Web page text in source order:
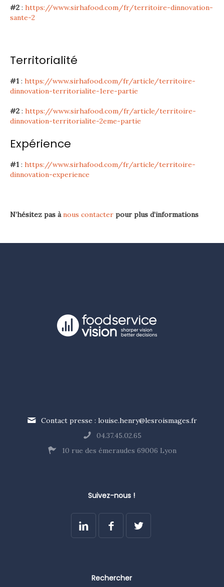
#2 : https://www.sirhafood.com/fr/territoire-dinnovation-
sante-2
Territorialité
#1 : https://www.sirhafood.com/fr/article/territoire-
dinnovation-territorialite-1ere-partie
#2 : https://www.sirhafood.com/fr/article/territoire-
dinnovation-territorialite-2eme-partie
Expérience
#1 : https://www.sirhafood.com/fr/article/territoire-
dinnovation-experience
N’hésitez pas ànous contacter pour plus d’informations
Contact presse : louise.henry@lesroismages.fr
04.37.45.02.65
10 rue des émeraudes 69006 Lyon
Suivez-nous !
Rechercher